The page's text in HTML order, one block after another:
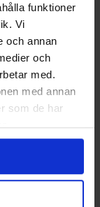
funktioner
Vi
och annan
och
med.
med annan
som de har